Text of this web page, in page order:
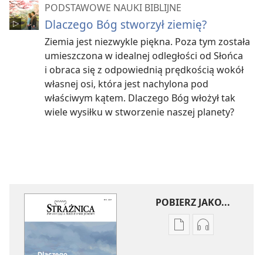
PODSTAWOWE NAUKI BIBLIJNE
Dlaczego Bóg stworzył ziemię?
Ziemia jest niezwykle piękna. Poza tym została
umieszczona w idealnej odległości od Słońca
i obraca się z odpowiednią prędkością wokół
własnej osi, która jest nachylona pod
właściwym kątem. Dlaczego Bóg włożył tak
wiele wysiłku w stworzenie naszej planety?
POBIERZ JAKO...
UstawieniaUstawienia